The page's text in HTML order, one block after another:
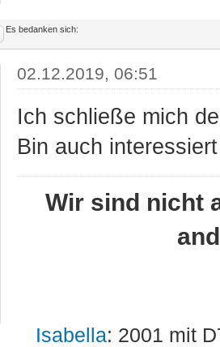
Es bedanken sich:
02.12.2019, 06:51
Ich schließe mich
Bin auch
Wir sind nicht
Isabella: 2001 mit